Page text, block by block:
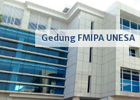
Gedung FMIPA UNESA